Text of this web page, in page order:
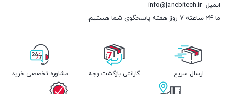
ایمیلinfo@janebitech.ir
ما 24 ساعته 7 روز هفته پاسخگوی شما هستیم.
ارسال سریع گارانتی بازگشت وجه مشاوره تخصصی خرید